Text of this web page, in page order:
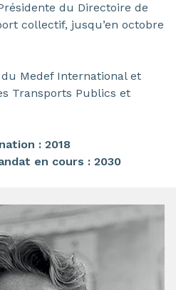
du Directoire de
collectif, jusqu’en octobre
Medef International et
Transports Publics et
: 2018
en cours : 2030